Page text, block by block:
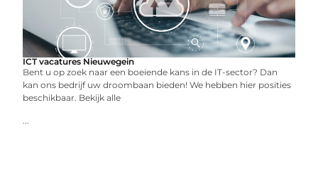
ICT vacatures Nieuwegein
Bent u op zoek naar een boeiende kans in de IT-sector? Dan
kan ons bedrijf uw droombaan bieden! We hebben hier posities
beschikbaar. Bekijk alle
...